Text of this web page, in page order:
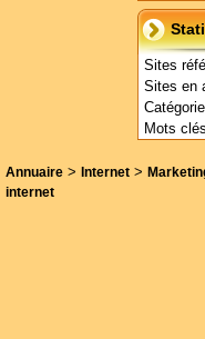
Sites
Sites en
Mots
Annuaire > Internet >
internet